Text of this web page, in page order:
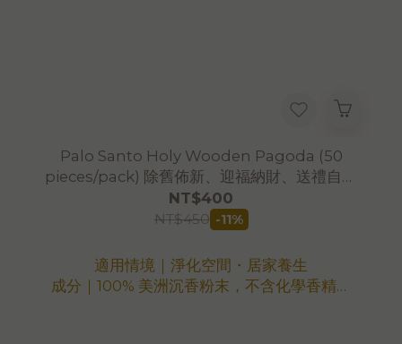
Palo Santo Holy Wooden Pagoda (50
pieces/pack) 除舊佈新、迎福納財、送禮自用
兩相宜*秘魯印加聖木香塔(50顆/包) 聖沉香
NT$400
NT$450 -11%
適用情境｜淨化空間・居家養生
成分｜100% 美洲沉香粉末，不含化學香精、